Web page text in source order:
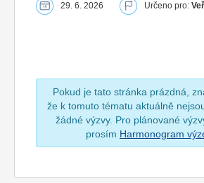
29. 6. 2026 Určeno pro:
Pokud je tato stránka prázdná,
že k tomuto tématu aktuálně
žádné výzvy. Pro plánované
prosím Harmonogram